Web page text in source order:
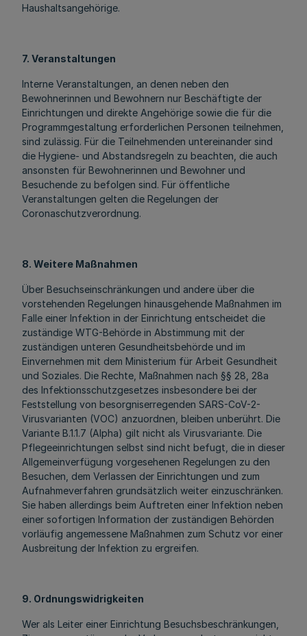
Haushaltsangehörige.
7. Veranstaltungen
Interne Veranstaltungen, an denen neben den
Bewohnerinnen und Bewohnern nur Beschäftigte der
Einrichtungen und direkte Angehörige sowie die für die
Programmgestaltung erforderlichen Personen teilnehmen,
sind zulässig. Für die Teilnehmenden untereinander sind
die Hygiene- und Abstandsregeln zu beachten, die auch
ansonsten für Bewohnerinnen und Bewohner und
Besuchende zu befolgen sind. Für öffentliche
Veranstaltungen gelten die Regelungen der
Coronaschutzverordnung.
8. Weitere Maßnahmen
Über Besuchseinschränkungen und andere über die
vorstehenden Regelungen hinausgehende Maßnahmen im
Falle einer Infektion in der Einrichtung entscheidet die
zuständige WTG-Behörde in Abstimmung mit der
zuständigen unteren Gesundheitsbehörde und im
Einvernehmen mit dem Ministerium für Arbeit Gesundheit
und Soziales. Die Rechte, Maßnahmen nach §§ 28, 28a
des Infektionsschutzgesetzes insbesondere bei der
Feststellung von besorgniserregenden SARS-CoV-2-
Virusvarianten (VOC) anzuordnen, bleiben unberührt. Die
Variante B.1.1.7 (Alpha) gilt nicht als Virusvariante. Die
Pflegeeinrichtungen selbst sind nicht befugt, die in dieser
Allgemeinverfügung vorgesehenen Regelungen zu den
Besuchen, dem Verlassen der Einrichtungen und zum
Aufnahmeverfahren grundsätzlich weiter einzuschränken.
Sie haben allerdings beim Auftreten einer Infektion neben
einer sofortigen Information der zuständigen Behörden
vorläufig angemessene Maßnahmen zum Schutz vor einer
Ausbreitung der Infektion zu ergreifen.
9. Ordnungswidrigkeiten
Wer als Leiter einer Einrichtung Besuchsbeschränkungen,